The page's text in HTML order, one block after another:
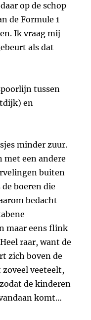
op de schop
de Formule 1
Ik vraag mij
als dat
tussen
en
minder zuur.
een andere
buiten
boeren die
bedacht
maar eens flink
raar, want de
zich boven de
zoveel veeteelt,
de kinderen
komt…